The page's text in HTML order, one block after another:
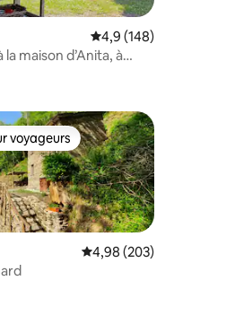
de 122 commentaires : 4,91 sur 5
Évaluation moyenne
4,9 (148)
la maison d’Anita, à
140 commentaires : 4,96 sur 5
les plus appréciés
voyageurs
Évaluation moyenne
4,98 (203)